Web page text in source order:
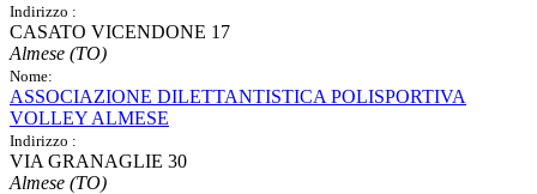
Indirizzo :
CASATO VICENDONE 17
Almese (TO)
Nome:
ASSOCIAZIONE DILETTANTISTICA POLISPORTIVA
VOLLEY ALMESE
Indirizzo :
VIA GRANAGLIE 30
Almese (TO)